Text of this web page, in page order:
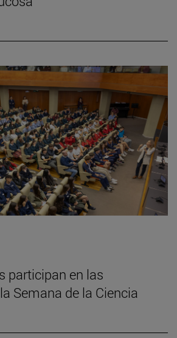
participan en las
Semana de la Ciencia